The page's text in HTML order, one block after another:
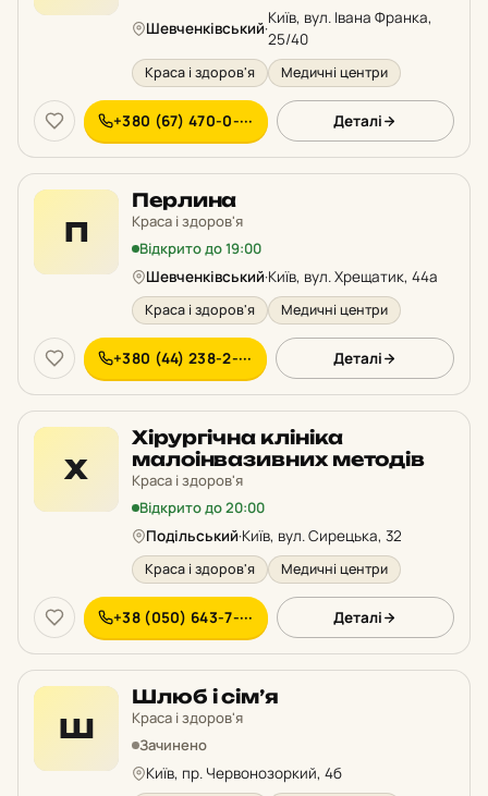
Шевченківський·
Київ, вул. Івана Франка,
25/40
Краса і здоров'я Медичні центри
+380 (67) 470-0-··· Деталі
П
Перлина
Краса і здоров'я
Відкрито до 19:00
Шевченківський·Київ, вул. Хрещатик, 44а
Краса і здоров'я Медичні центри
+380 (44) 238-2-··· Деталі
Х
Хірургічна клініка
малоінвазивних методів
Краса і здоров'я
Відкрито до 20:00
Подільський·Київ, вул. Сирецька, 32
Краса і здоров'я Медичні центри
+38 (050) 643-7-··· Деталі
Ш
Шлюб і сім’я
Краса і здоров'я
Зачинено
Київ, пр. Червонозоркий, 4б